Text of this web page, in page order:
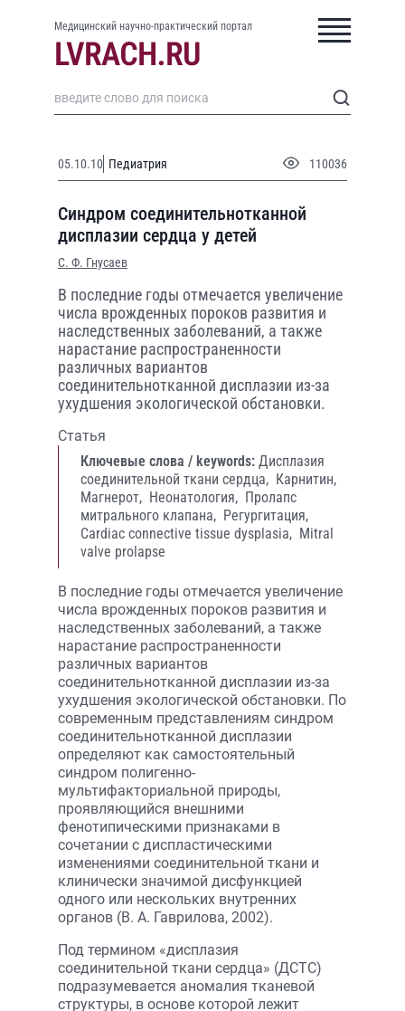
Медицинский научно-практический портал
05.10.10 Педиатрия 110036
Синдром соединительнотканной
дисплазии сердца у детей
С. Ф. Гнусаев
В последние годы отмечается увеличение
числа врожденных пороков развития и
наследственных заболеваний, а также
нарастание распространенности
различных вариантов
соединительнотканной дисплазии из-за
ухудшения экологической обстановки.
Статья
Ключевые слова / keywords: Дисплазия
соединительной ткани сердца, Карнитин,
Магнерот, Неонатология, Пролапс
митрального клапана, Регургитация,
Cardiac connective tissue dysplasia, Mitral
valve prolapse
В последние годы отмечается увеличение
числа врожденных пороков развития и
наследственных заболеваний, а также
нарастание распространенности
различных вариантов
соединительнотканной дисплазии из-за
ухудшения экологической обстановки. По
современным представлениям синдром
соединительнотканной дисплазии
определяют как самостоятельный
синдром полигенно-
мультифакториальной природы,
проявляющийся внешними
фенотипическими признаками в
сочетании с диспластическими
изменениями соединительной ткани и
клинически значимой дисфункцией
одного или нескольких внутренних
органов (В. А. Гаврилова, 2002).
Под термином «дисплазия
соединительной ткани сердца» (ДСТС)
подразумевается аномалия тканевой
структуры, в основе которой лежит